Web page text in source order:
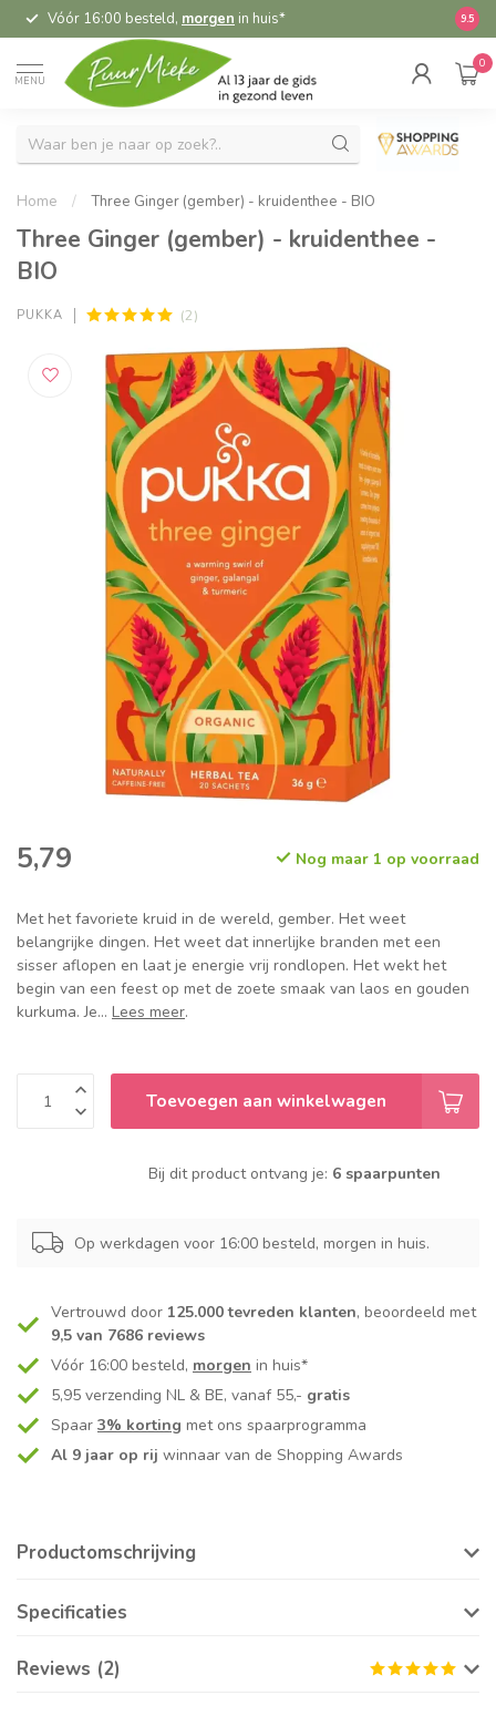
Vóór 16:00 besteld, morgen in huis* 9.5
MENU
0
Home / Three Ginger (gember) - kruidenthee - BIO
Three Ginger (gember) - kruidenthee -
BIO
PUKKA (2)
5,79 Nog maar 1 op voorraad
Met het favoriete kruid in de wereld, gember. Het weet
belangrijke dingen. Het weet dat innerlijke branden met een
sisser aflopen en laat je energie vrij rondlopen. Het wekt het
begin van een feest op met de zoete smaak van laos en gouden
kurkuma. Je... Lees meer.
Toevoegen aan winkelwagen
Bij dit product ontvang je: 6 spaarpunten
Op werkdagen voor 16:00 besteld, morgen in huis.
Vertrouwd door 125.000 tevreden klanten, beoordeeld met
9,5 van 7686 reviews
Vóór 16:00 besteld, morgen in huis*
5,95 verzending NL & BE, vanaf 55,- gratis
Spaar 3% korting met ons spaarprogramma
Al 9 jaar op rij winnaar van de Shopping Awards
Productomschrijving
Specificaties
Reviews (2)